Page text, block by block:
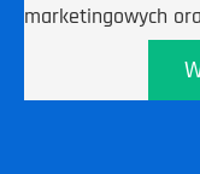
marketingowych